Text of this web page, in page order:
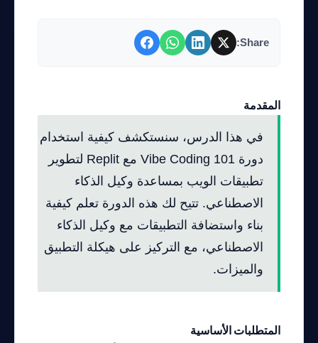
Share:
المقدمة
في هذا الدرس، سنستكشف كيفية استخدام
دورة Vibe Coding 101 مع Replit لتطوير
تطبيقات الويب بمساعدة وكيل الذكاء
الاصطناعي. تتيح لك هذه الدورة تعلم كيفية
بناء واستضافة التطبيقات مع وكيل الذكاء
الاصطناعي، مع التركيز على هيكلة التطبيق
والميزات.
المتطلبات الأساسية